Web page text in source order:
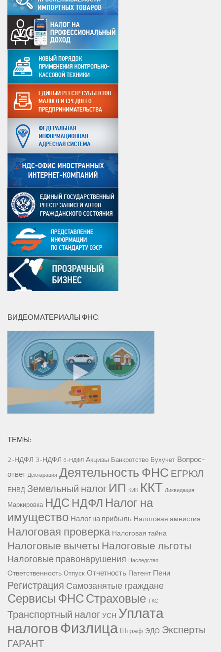
ВИДЕОМАТЕРИАЛЫ ФНС:
ТЕМЫ:
2-НДФЛ 3-НДФЛ 6-НДФЛ Акцизы Банкротство Бухучет Вопрос-
ответ Декларация Деятельность ФНС ЕГРЮЛ
ЕНВД Земельный налог ИП КИК ККТ Ликвидация
Маркировка НДС НДФЛ Налог на
имущество Налог на прибыль Налоговая амнистия
Налоговая проверка Налоговая тайна
Налоговые вычетыНалоговые льготы
Налоговые правонарушения Наследство
Ответственность Отпуск Отчетность Патент Пени
Регистрация Самозанятые граждане
Сервисы ФНССтраховые ТКС
Транспортный налогУСН Уплата
налоговФизлица Штраф ЭДО Эксперты
ГАРАНТ